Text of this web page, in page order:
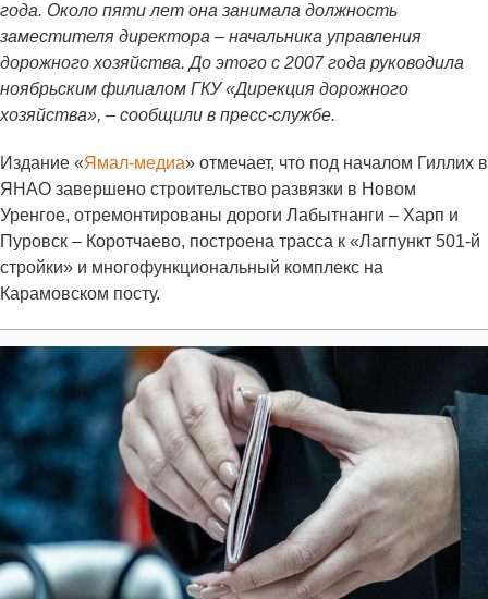
года. Около пяти лет она занимала должность
заместителя директора – начальника управления
дорожного хозяйства. До этого с 2007 года руководила
ноябрьским филиалом ГКУ «Дирекция дорожного
хозяйства», – сообщили в пресс-службе.
Издание «Ямал-медиа» отмечает, что под началом Гиллих в
ЯНАО завершено строительство развязки в Новом
Уренгое, отремонтированы дороги Лабытнанги – Харп и
Пуровск – Коротчаево, построена трасса к «Лагпункт 501-й
стройки» и многофункциональный комплекс на
Карамовском посту.